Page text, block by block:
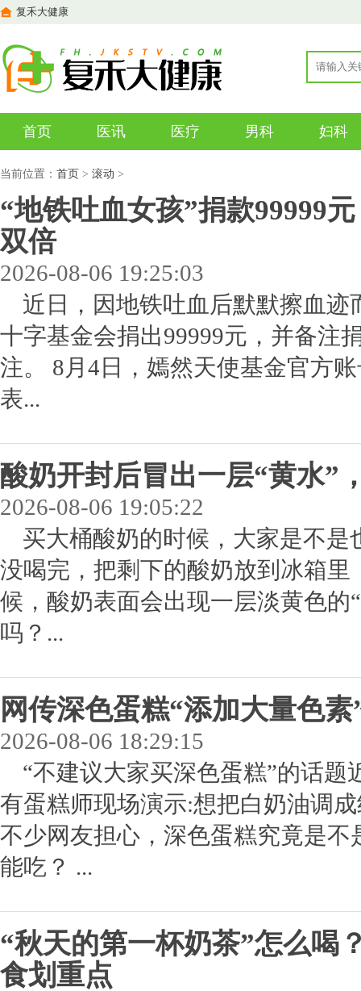
复禾大健康
首页 医讯 医疗 男科 妇科
当前位置： 首页 > 滚动 >
“地铁吐血女孩”捐款99999
双倍
2026-08-06 19:25:03
近日，因地铁吐血后默默擦血
十字基金会捐出99999元，并备注
注。 8月4日，嫣然天使基金官方
表...
酸奶开封后冒出一层“黄水”
2026-08-06 19:05:22
买大桶酸奶的时候，大家是不
没喝完，把剩下的酸奶放到冰箱
候，酸奶表面会出现一层淡黄色的
吗？...
网传深色蛋糕“添加大量色
2026-08-06 18:29:15
“不建议大家买深色蛋糕”的话
有蛋糕师现场演示:想把白奶油调
不少网友担心，深色蛋糕究竟是
能吃？ ...
“秋天的第一杯奶茶”怎么喝
食划重点